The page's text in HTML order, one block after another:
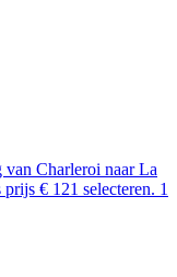
Charleroi naar La
€ 121 selecteren. 1